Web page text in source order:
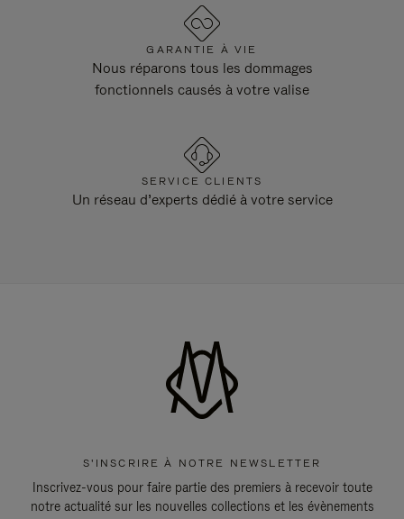
GARANTIE À VIE
Nous réparons tous les dommages
fonctionnels causés à votre valise
SERVICE CLIENTS
Un réseau d’experts dédié à votre service
S'INSCRIRE À NOTRE NEWSLETTER
Inscrivez-vous pour faire partie des premiers à recevoir toute
notre actualité sur les nouvelles collections et les évènements